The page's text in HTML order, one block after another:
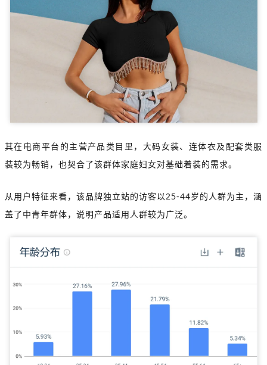
其在电商平台的主营产品类目里，大码女装、连体衣及配套类服
装较为畅销，也契合了该群体家庭妇女对基础着装的需求。
从用户特征来看，该品牌独立站的访客以25-44岁的人群为主，涵
盖了中青年群体，说明产品适用人群较为广泛。